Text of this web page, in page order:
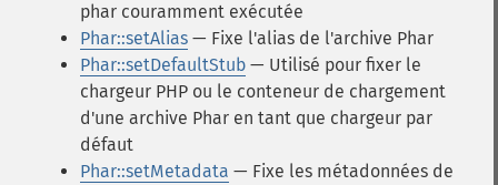
phar couramment exécutée
Phar::setAlias — Fixe l'alias de l'archive Phar
Phar::setDefaultStub — Utilisé pour fixer le
chargeur PHP ou le conteneur de chargement
d'une archive Phar en tant que chargeur par
défaut
Phar::setMetadata — Fixe les métadonnées de